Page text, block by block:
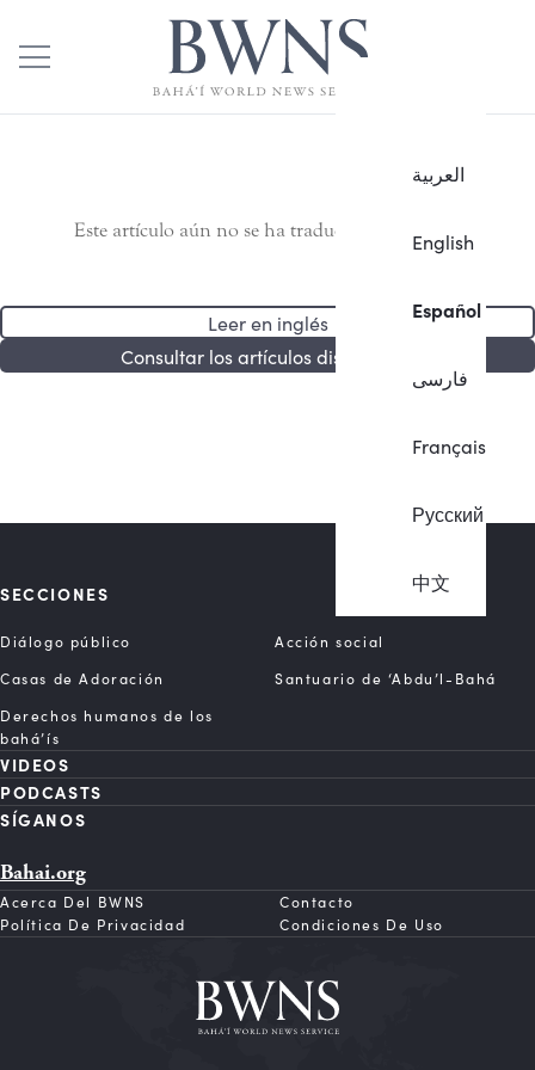
العربية
English
Español
فارسی
Français
Русский
中文
Este artículo aún no se ha traducido al español.
Leer en inglés
Consultar los artículos disponibles
SECCIONES
Diálogo público
Acción social
Casas de Adoración
Santuario de ‘Abdu’l-Bahá
Derechos humanos de los
bahá’ís
VIDEOS
PODCASTS
SÍGANOS
Bahai.org
Acerca Del BWNS
Contacto
Política De Privacidad
Condiciones De Uso